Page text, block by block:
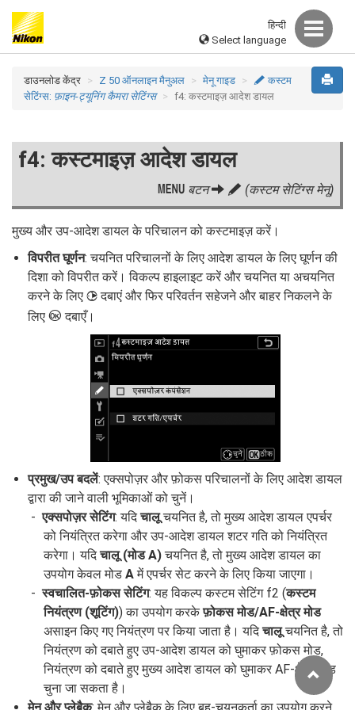
हिन्दी
Select language
डाउनलोड केंद्र Z 50 ऑनलाइन मैनुअल मेनू गाइड A कस्टम
सेटिंग्स: फ़ाइन-ट्यूनिंग कैमरा सेटिंग्स f4: कस्टमाइज़ आदेश डायल
f4: कस्टमाइज़ आदेश डायल
G बटन A (कस्टम सेटिंग्स मेनू)
मुख्य और उप-आदेश डायल के परिचालन को कस्टमाइज़ करें।
विपरीत घूर्णन: चयनित परिचालनों के लिए आदेश डायल के लिए घूर्णन की
दिशा को विपरीत करें। विकल्प हाइलाइट करें और चयनित या अचयनित
करने के लिए 2दबाएं और फिर परिवर्तन सहेजने और बाहर निकलने के
लिए J दबाएँ।
प्रमुख/उप बदलें: एक्सपोज़र और फ़ोकस परिचालनों के लिए आदेश डायल
द्वारा की जाने वाली भूमिकाओं को चुनें।
एक्सपोज़र सेटिंग: यदिचालूचयनित है, तो मुख्य आदेश डायल एपर्चर
को नियंत्रित करेगा और उप-आदेश डायल शटर गति को नियंत्रित
करेगा। यदिचालू (मोड A)चयनित है, तो मुख्य आदेश डायल का
उपयोग केवल मोड Aमें एपर्चर सेट करने के लिए किया जाएगा।
स्वचालित-फ़ोकस सेटिंग: यह विकल्प कस्टम सेटिंग f2 (कस्टम
नियंत्रण (शूटिंग)) का उपयोग करकेफ़ोकस मोड/AF-क्षेत्र मोड
असाइन किए गए नियंत्रण पर किया जाता है। यदिचालूचयनित है, तो
नियंत्रण को दबाते हुए उप-आदेश डायल को घुमाकर फ़ोकस मोड,
नियंत्रण को दबाते हुए मुख्य आदेश डायल को घुमाकर AF-क्षेत्र मोड
चुना जा सकता है।